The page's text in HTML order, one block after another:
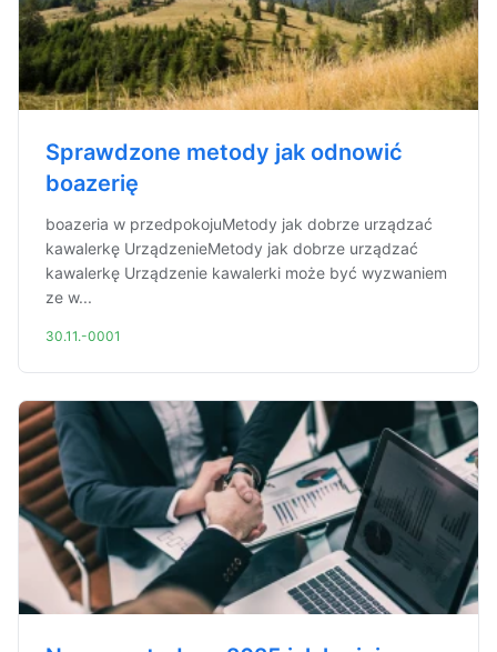
Sprawdzone metody jak odnowić
boazerię
boazeria w przedpokojuMetody jak dobrze urządzać
kawalerkę UrządzenieMetody jak dobrze urządzać
kawalerkę Urządzenie kawalerki może być wyzwaniem
ze w...
30.11.-0001